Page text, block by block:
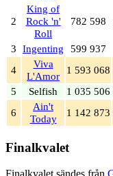
2
King of
Rock 'n'
Roll
782 598
3 Ingenting 599 937
4
Viva
L'Amor
1 593 068
5
Selfish 1 035 506
6
Ain't
Today
1 142 873
Finalkvalet